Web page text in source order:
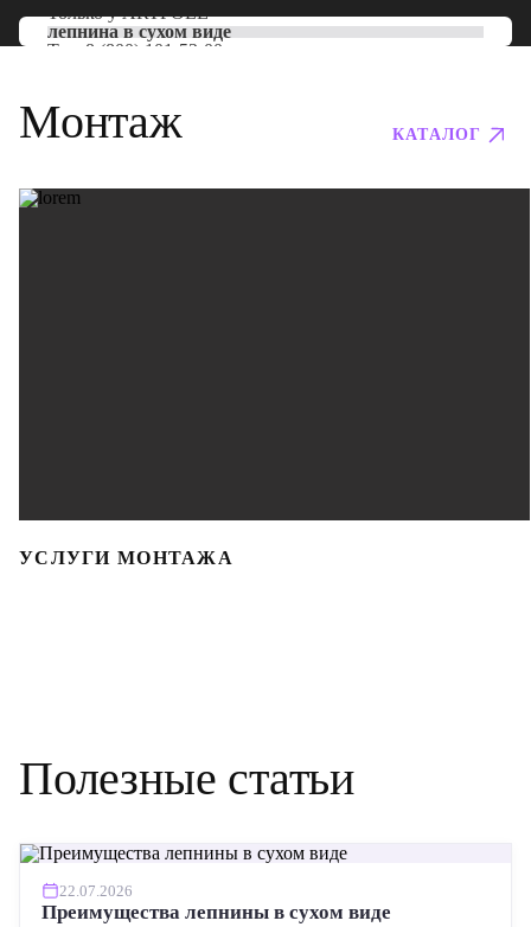
Только уARTPOLE
лепнина в сухом виде
Тел: 8 (800) 101-53-00
Монтаж КАТАЛОГ
УСЛУГИ МОНТАЖА
Полезные статьи
22.07.2026
Преимущества лепнины в сухом виде